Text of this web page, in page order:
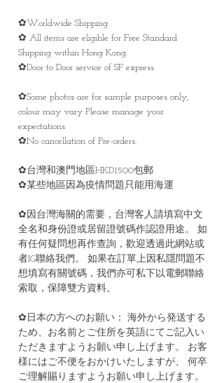
✿Worldwide Shipping
✿ All items are eligible for Free Standard
Shipping within Hong Kong.
✿Door to Door service of SF express
✿Some photos are for sample purposes only,
colour may vary Please manage your
expectations
✿No cancellation of Pre-orders.
✿台灣和澳門地區HKD1500包郵
✿某些地區因為疫情問題只能用海運
✿因台灣海關的需要，台灣客人請填寫中文
全名和身份證或居留證號碼作認證用途。 如
有任何疑問想再作查詢，歡迎透過此網站或
者IG聯絡我們。 如果在訂單上因私隱問題不
想填寫有關號碼，我們亦可私下以電郵聯絡
索取，保障雙方資料。
✿日本の方へのお願い： 海外から発送する
ため、お名前とご住所を英語にてご記入い
ただきますようお願い申し上げます。 お客
様にはご不便をおかけいたしますが、 何卒
ご理解賜りますようお願い申し上げます。